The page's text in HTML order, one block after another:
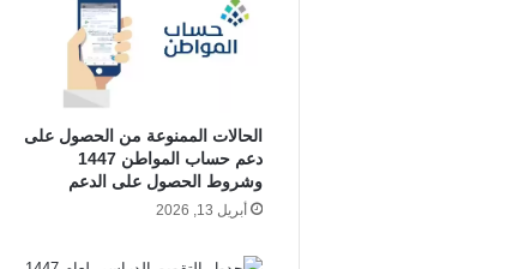
الحالات الممنوعة من الحصول على
دعم حساب المواطن 1447
وشروط الحصول على الدعم
أبريل 13, 2026